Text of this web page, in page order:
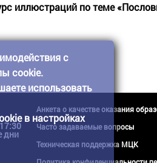
иллюстраций по теме
дни
Анкета о качестве оказания
Часто задаваемые вопросы
Техническая поддержка МЦК
с
cookie.
использовать
в настройках